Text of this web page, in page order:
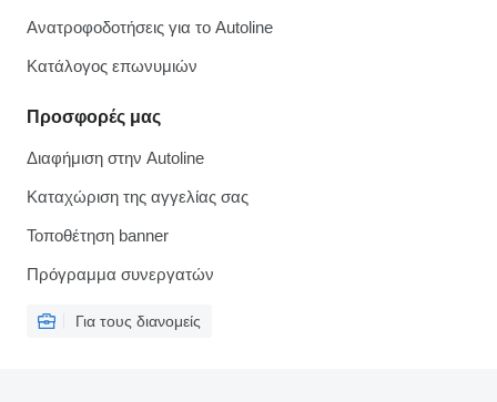
Ανατροφοδοτήσεις για το Autoline
Κατάλογος επωνυμιών
Προσφορές μας
Διαφήμιση στην Autoline
Καταχώριση της αγγελίας σας
Τοποθέτηση banner
Πρόγραμμα συνεργατών
Για τους διανομείς